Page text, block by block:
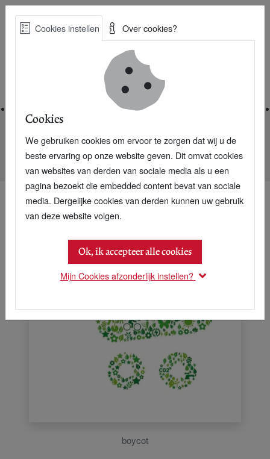
Skip
Best Practices voor een duurzame toekomst
Nieuwsarchief
Boycotten en Buycotten neemt toe in Nederland
boycot
Cookies instellen Over cookies?
Cookies
We gebruiken cookies om ervoor te zorgen dat wij u de
beste ervaring op onze website geven. Dit omvat cookies
van websites van derden van sociale media als u een
pagina bezoekt die embedded content bevat van sociale
media. Dergelijke cookies van derden kunnen uw gebruik
van deze website volgen.
Ok, ik accepteer alle cookies
Mijn Cookies afzonderlijk instellen?